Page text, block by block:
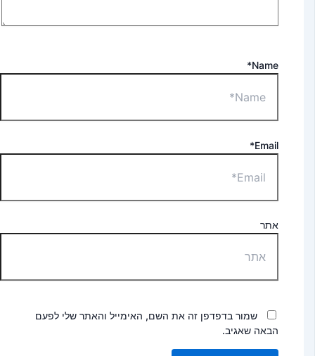
Name*
Email*
אתר
שמור בדפדפן זה את השם, האימייל והאתר שלי לפעם
הבאה שאגיב.